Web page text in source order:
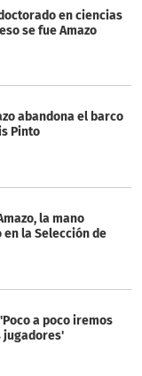
en ciencias
se fue Amazo
abandona el barco
Pinto
la mano
la Selección de
a poco iremos
jugadores'